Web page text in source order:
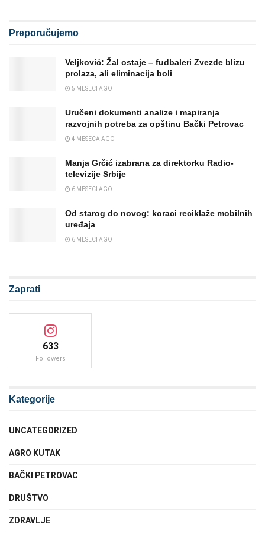
Preporučujemo
Veljković: Žal ostaje – fudbaleri Zvezde blizu
prolaza, ali eliminacija boli
5 MESECI AGO
Uručeni dokumenti analize i mapiranja
razvojnih potreba za opštinu Bački Petrovac
4 MESECA AGO
Manja Grčić izabrana za direktorku Radio-
televizije Srbije
6 MESECI AGO
Od starog do novog: koraci reciklaže mobilnih
uređaja
6 MESECI AGO
Zaprati
633
Followers
Kategorije
UNCATEGORIZED
AGRO KUTAK
BAČKI PETROVAC
DRUŠTVO
ZDRAVLJE